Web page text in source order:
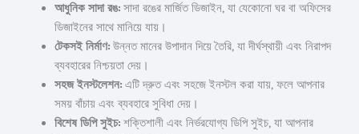
আধুনিক সাদা রঙ: সাদা রঙের মার্জিত ডিজাইন, যা যেকোনো ঘর বা অফিসের
ডিজাইনের সাথে মানিয়ে যায়।
টেকসই নির্মাণ: উন্নত মানের উপাদান দিয়ে তৈরি, যা দীর্ঘস্থায়ী এবং নিরাপদ
ব্যবহারের নিশ্চয়তা দেয়।
সহজ ইনস্টলেশন: এটি দ্রুত এবং সহজে ইনস্টল করা যায়, ফলে আপনার
সময় বাঁচায় এবং ব্যবহারে সুবিধা দেয়।
বিশেষ ডিপি সুইচ: শক্তিশালী এবং নির্ভরযোগ্য ডিপি সুইচ, যা আপনার